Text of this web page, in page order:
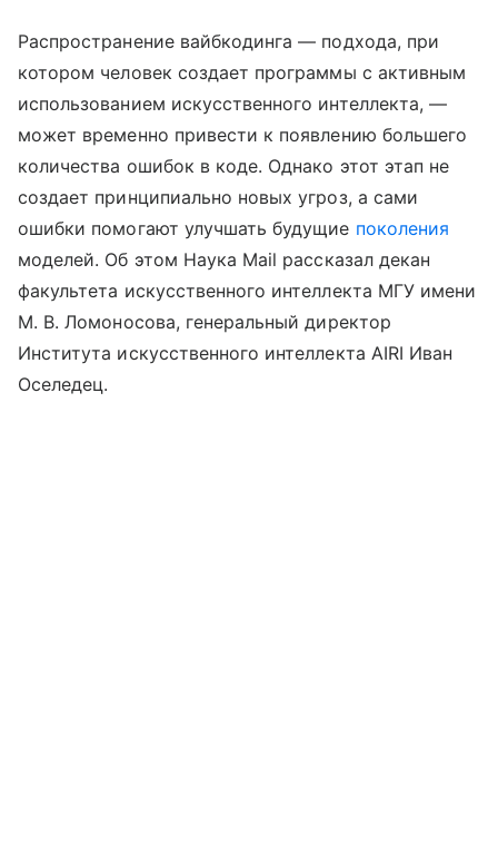
Распространение вайбкодинга — подхода, при
котором человек создает программы с активным
использованием искусственного интеллекта, —
может временно привести к появлению большего
количества ошибок в коде. Однако этот этап не
создает принципиально новых угроз, а сами
ошибки помогают улучшать будущие поколения
моделей. Об этом Наука Mail рассказал декан
факультета искусственного интеллекта МГУ имени
М. В. Ломоносова, генеральный директор
Института искусственного интеллекта AIRI Иван
Оселедец.